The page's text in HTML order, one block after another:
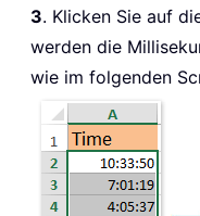
3. Klicken Sie auf
werden die
wie im folgenden